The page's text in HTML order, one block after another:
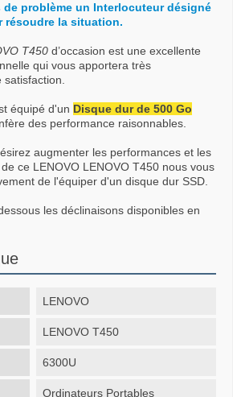
de problème un Interlocuteur désigné
résoudre la situation.
T450 d’occasion est une excellente
qui vous apportera très
satisfaction.
équipé d'un Disque dur de 500 Go
des performance raisonnables.
augmenter les performances et les
ce LENOVO LENOVO T450 nous vous
de l'équiper d'un disque dur SSD.
les déclinaisons disponibles en
LENOVO
LENOVO T450
6300U
Ordinateurs Portables